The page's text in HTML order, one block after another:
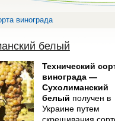
винограда
белый
Технический
винограда —
Сухолиманский
белый получен в
Украине путем